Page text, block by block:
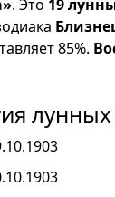
. Это 19
85%.